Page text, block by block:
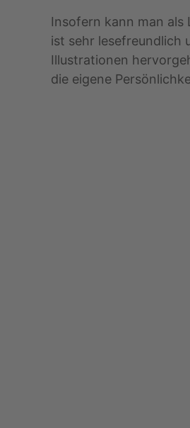
Insofern kann man als
ist sehr lesefreundlich
Illustrationen
die eigene